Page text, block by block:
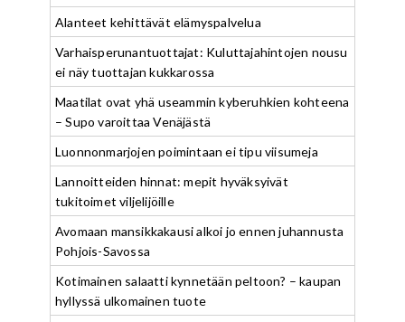
Alanteet kehittävät elämyspalvelua
Varhaisperunantuottajat: Kuluttajahintojen nousu
ei näy tuottajan kukkarossa
Maatilat ovat yhä useammin kyberuhkien kohteena
– Supo varoittaa Venäjästä
Luonnonmarjojen poimintaan ei tipu viisumeja
Lannoitteiden hinnat: mepit hyväksyivät
tukitoimet viljelijöille
Avomaan mansikkakausi alkoi jo ennen juhannusta
Pohjois-Savossa
Kotimainen salaatti kynnetään peltoon? – kaupan
hyllyssä ulkomainen tuote